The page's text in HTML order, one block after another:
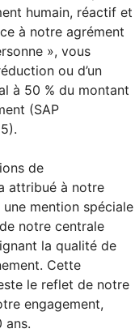
humain, réactif et
à notre agrément
», vous
ou d’un
à 50 % du montant
(SAP
de
attribué à notre
mention spéciale
notre centrale
la qualité de
Cette
le reflet de notre
engagement,
ans.